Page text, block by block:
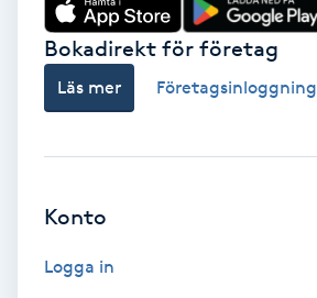
Gel naglar
Gelenaglar
Gellack med förstärkning
Bokadirekt för företag
Läs mer Företagsinloggning
Konto
Logga in